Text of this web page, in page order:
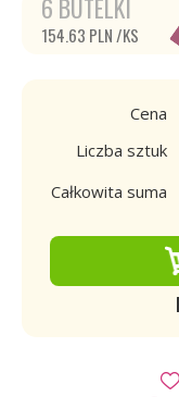
6 BUTELKI
154.63 PLN /KS
Cena
Liczba sztuk
Całkowita suma